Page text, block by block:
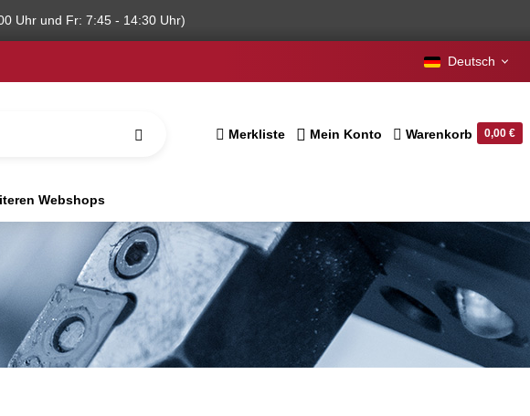
Uhr und Fr: 7:45 - 14:30 Uhr)
Deutsch
Merkliste Mein Konto Warenkorb 0,00 €
Webshops